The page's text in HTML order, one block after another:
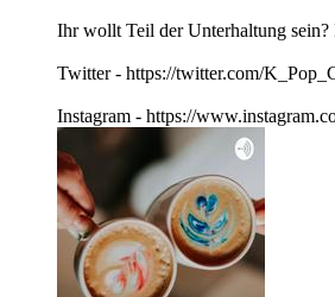
Ihr wollt Teil der Unterhaltung sein?
Twitter - https://twitter.com/
Instagram - https://